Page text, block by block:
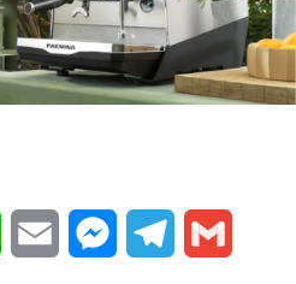
WhatsApp
Email MessengerTelegram